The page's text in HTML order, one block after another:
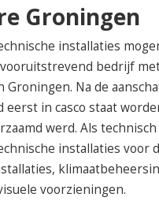
Groningen
installaties
vooruitstrevend bedrijf
Groningen. Na de
eerst in casco staat
werd. Als
installaties voor
voorzieningen.